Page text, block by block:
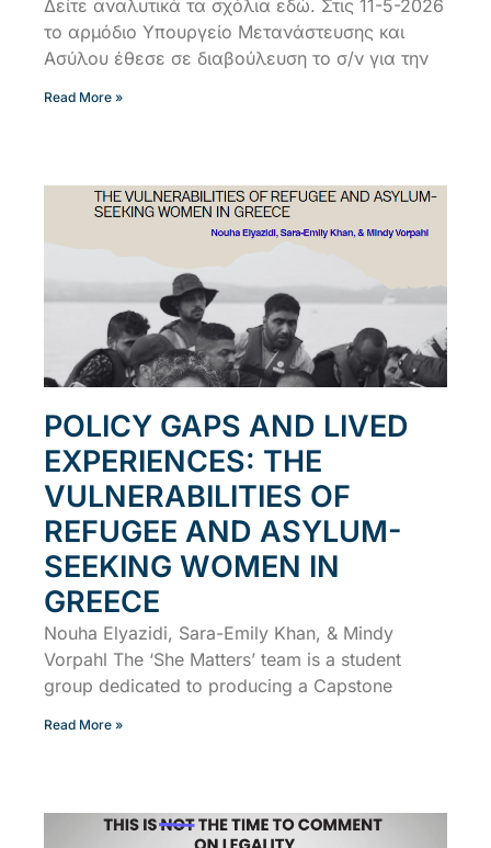
Δείτε αναλυτικά τα σχόλια εδώ. Στις 11-5-2026
το αρμόδιο Υπουργείο Μετανάστευσης και
Ασύλου έθεσε σε διαβούλευση το σ/ν για την
Read More »
POLICY GAPS AND LIVED
EXPERIENCES: THE
VULNERABILITIES OF
REFUGEE AND ASYLUM-
SEEKING WOMEN IN
GREECE
Nouha Elyazidi, Sara-Emily Khan, & Mindy
Vorpahl The ‘She Matters’ team is a student
group dedicated to producing a Capstone
Read More »